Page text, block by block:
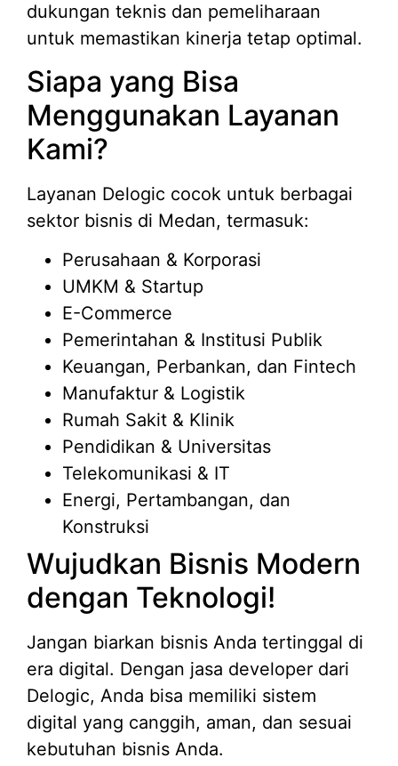
dukungan teknis dan pemeliharaan
untuk memastikan kinerja tetap optimal.
Siapa yang Bisa
Menggunakan Layanan
Kami?
Layanan Delogic cocok untuk berbagai
sektor bisnis di Medan, termasuk:
Perusahaan & Korporasi
UMKM & Startup
E-Commerce
Pemerintahan & Institusi Publik
Keuangan, Perbankan, dan Fintech
Manufaktur & Logistik
Rumah Sakit & Klinik
Pendidikan & Universitas
Telekomunikasi & IT
Energi, Pertambangan, dan
Konstruksi
Wujudkan Bisnis Modern
dengan Teknologi!
Jangan biarkan bisnis Anda tertinggal di
era digital. Dengan jasa developer dari
Delogic, Anda bisa memiliki sistem
digital yang canggih, aman, dan sesuai
kebutuhan bisnis Anda.